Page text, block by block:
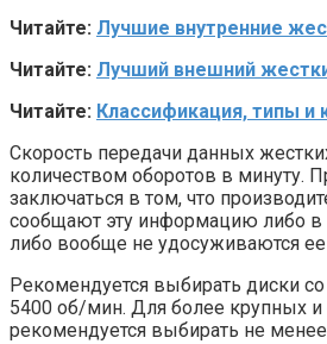
Читайте: Лучшие внутренние
Читайте: Лучший внешний
Читайте: Классификация, типы и
Скорость передачи данных
количеством оборотов в минуту.
заключаться в том, что
сообщают эту информацию либо
либо вообще не удосуживаются ее
Рекомендуется выбирать диски
5400 об/мин. Для более крупных и
рекомендуется выбирать не